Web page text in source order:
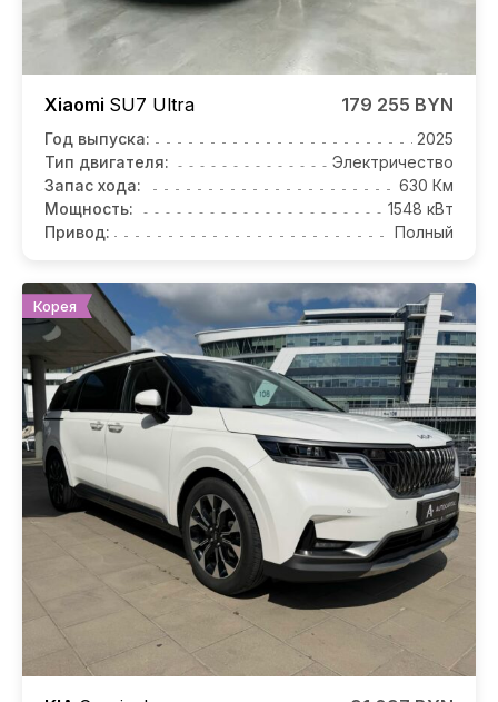
Xiaomi SU7 Ultra 179 255 BYN
Год выпуска:
2025
Тип двигателя:
Электричество
Запас хода:
630 Км
Мощность:
1548 кВт
Привод:
Полный
Корея